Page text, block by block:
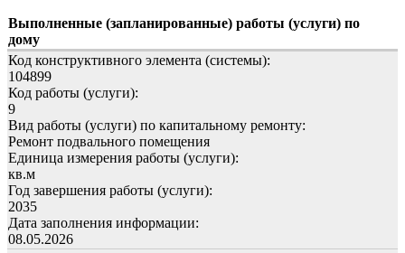
Выполненные (запланированные) работы (услуги) по
дому
Код конструктивного элемента (системы):
104899
Код работы (услуги):
9
Вид работы (услуги) по капитальному ремонту:
Ремонт подвального помещения
Единица измерения работы (услуги):
кв.м
Год завершения работы (услуги):
2035
Дата заполнения информации:
08.05.2026